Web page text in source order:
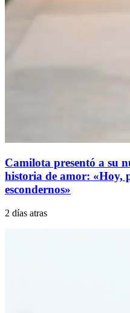
Camilota presentó a su
historia de amor: «Hoy,
escondernos»
2 días atras